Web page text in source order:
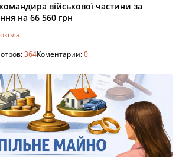
військової частини за
на 66 560 грн
364Коментарии:0